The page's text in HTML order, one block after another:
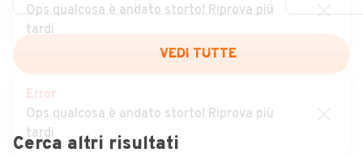
VEDI TUTTE
Cerca altri risultati
Ops qualcosa è andato storto! Riprova più
tardi
Error
Ops qualcosa è andato storto! Riprova più
tardi